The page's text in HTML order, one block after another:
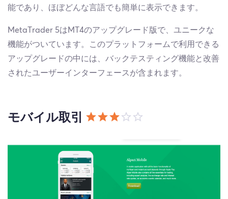
能であり、ほぼどんな言語でも簡単に表示できます。
MetaTrader 5はMT4のアップグレード版で、ユニークな
機能がついています。このプラットフォームで利用できる
アップグレードの中には、バックテスティング機能と改善
されたユーザーインターフェースが含まれます。
モバイル取引